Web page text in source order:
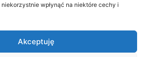
wpłynąć na niektóre cechy i
Akceptuję
Zdrój